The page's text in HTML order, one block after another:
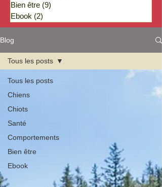
Bien être (9)
Ebook (2)
Blog
Tous les posts
Chiens
Chiots
Santé
Comportements
Bien être
Ebook
Tous les posts